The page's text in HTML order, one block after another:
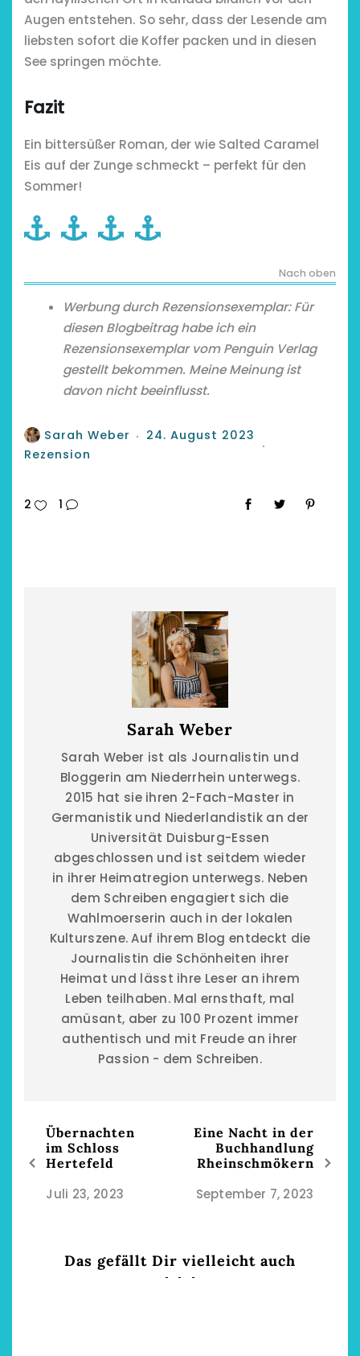
Augen entstehen. So sehr, dass der Lesende am
liebsten sofort die Koffer packen und in diesen
See springen möchte.
Fazit
Ein bittersüßer Roman, der wie Salted Caramel
Eis auf der Zunge schmeckt – perfekt für den
Sommer!
Nach oben
Werbung durch Rezensionsexemplar: Für
diesen Blogbeitrag habe ich ein
Rezensionsexemplar vom Penguin Verlag
gestellt bekommen. Meine Meinung ist
davon nicht beeinflusst.
Sarah Weber
24. August 2023
Rezension
2 1
Sarah Weber
Sarah Weber ist als Journalistin und
Bloggerin am Niederrhein unterwegs.
2015 hat sie ihren 2-Fach-Master in
Germanistik und Niederlandistik an der
Universität Duisburg-Essen
abgeschlossen und ist seitdem wieder
in ihrer Heimatregion unterwegs. Neben
dem Schreiben engagiert sich die
Wahlmoerserin auch in der lokalen
Kulturszene. Auf ihrem Blog entdeckt die
Journalistin die Schönheiten ihrer
Heimat und lässt ihre Leser an ihrem
Leben teilhaben. Mal ernsthaft, mal
amüsant, aber zu 100 Prozent immer
authentisch und mit Freude an ihrer
Passion - dem Schreiben.
Übernachten
im Schloss
Hertefeld
Juli 23, 2023
Eine Nacht in der
Buchhandlung
Rheinschmökern
September 7, 2023
Das gefällt Dir vielleicht auch